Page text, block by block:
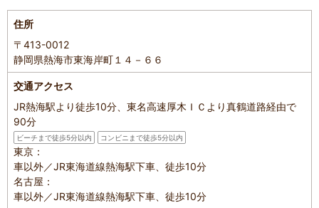
住所
〒413-0012
静岡県熱海市東海岸町１４－６６
交通アクセス
JR熱海駅より徒歩10分、東名高速厚木ＩＣより真鶴道路経由で
90分
ビーチまで徒歩5分以内 コンビニまで徒歩5分以内
東京：
車以外／JR東海道線熱海駅下車、徒歩10分
名古屋：
車以外／JR東海道線熱海駅下車、徒歩10分